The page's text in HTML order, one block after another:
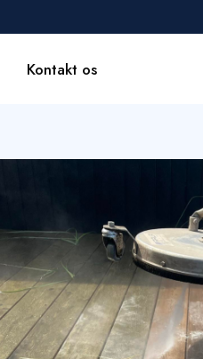
Kontakt os